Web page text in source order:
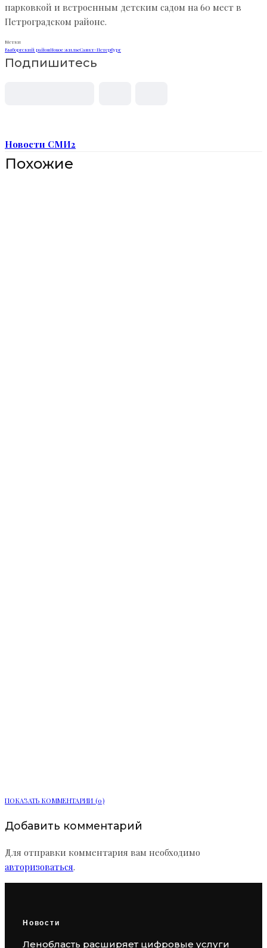
парковкой и встроенным детским садом на 60 мест в
Петроградском районе.
Метки
Выборгский районНовое жильеСанкт-Петербург
Подпишитесь
Новости СМИ2
Похожие
ПОКАЗАТЬ КОММЕНТАРИИ (0)
Добавить комментарий
Для отправки комментария вам необходимо
авторизоваться.
Новости
Ленобласть расширяет цифровые услуги